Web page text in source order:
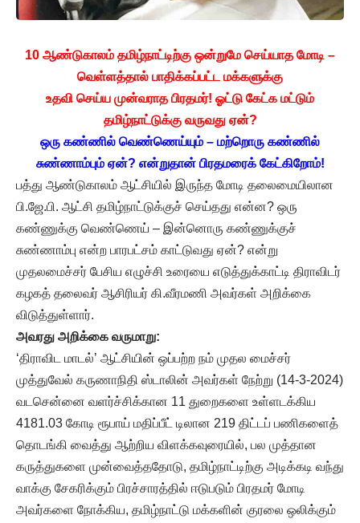
10 ஆண்டுகாலம் தமிழ்நாட்டிற்கு ஒன்றுமே செய்யாத மோடி –
வெள்ளத்தால் பாதிக்கப்பட்ட மக்களுக்கு
உதவி செய்ய முன்வராத பிரதமர்! ஓட்டு கேட்க மட்டும்
தமிழ்நாட்டுக்கு வருவது ஏன்?
ஒரு கண்ணில் வெண்ணெய்யும் – மற்றொரு கண்ணில்
சுண்ணாம்பும் ஏன்? என்றுதான் பிரதமரைக் கேட்கிறோம்!
பத்து ஆண்டுகாலம் ஆட்சியில் இருந்த மோடி தலைமையிலான
பி.ஜே.பி. ஆட்சி தமிழ்நாட்டுக்குச் செய்தது என்ன? ஒரு
கண்ணுக்கு வெண்ணெய் – இன்னொரு கண்ணுக்குச்
சுண்ணாம்பு என்ற பாரபட்சம் காட்டுவது ஏன்? என்று
முதலமைச்சர் பேசிய எழுச்சி உரையை எடுத்துக்காட்டி திராவிடர்
கழகத் தலைவர் ஆசிரியர் கி.வீரமணி அவர்கள் அறிக்கை
விடுத்துள்ளார்.
அவரது அறிக்கை வருமாறு:
‘திராவிட மாடல்’ ஆட்சியின் ஒப்பற்ற நம் முதல மைச்சர்
முத்துவேல் கருணாநிதி ஸ்டாலின் அவர்கள் நேற்று (14-3-2024)
வடசென்னை வளர்ச்சிக்கான 11 துறைகளை உள்ளடக்கிய
4181.03 கோடி ரூபாய் மதிப்பீட் டிலான 219 திட்டப் பணிகளைத்
தொடங்கி வைத்து ஆற்றிய விளக்கவுரையில், பல முத்தான
கருத்துகளை முன்வைத்ததோடு, தமிழ்நாட்டிற்கு அடிக்கடி வந்து
வாக்கு சேகரிக்கும் பிரச்சாரத்தில் ஈடுபடும் பிரதமர் மோடி
அவர்களை நோக்கிய, தமிழ்நாட்டு மக்களின் குரலை ஒலிக்கும்